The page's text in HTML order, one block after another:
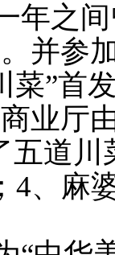
年之
并参
菜”首
业厅
五道川
4、麻